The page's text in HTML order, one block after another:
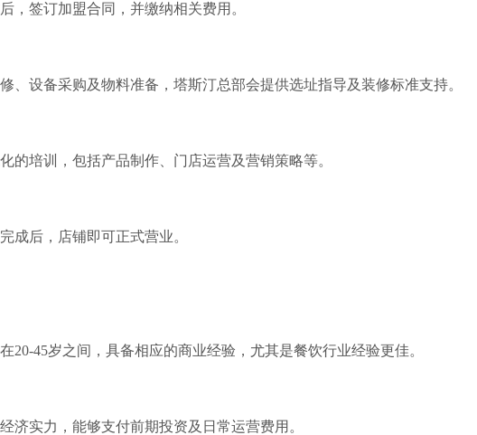
签订加盟合同，并缴纳相关费用。
设备采购及物料准备，塔斯汀总部会提供选址指导及装修标准支持。
培训，包括产品制作、门店运营及营销策略等。
后，店铺即可正式营业。
45岁之间，具备相应的商业经验，尤其是餐饮行业经验更佳。
实力，能够支付前期投资及日常运营费用。